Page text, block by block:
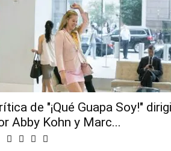
de "¡Qué Guapa Soy!"
Abby Kohn y Marc...